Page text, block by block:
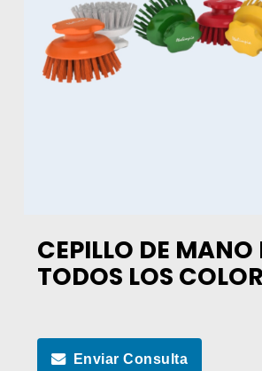
CEPILLO DE MANO
TODOS LOS
Enviar Consulta